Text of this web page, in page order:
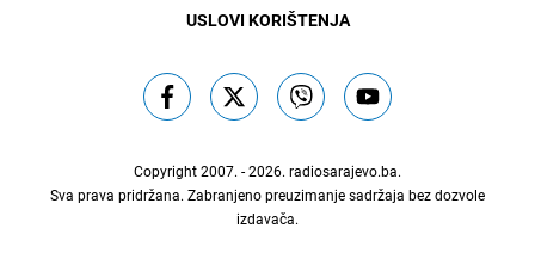
USLOVI KORIŠTENJA
Copyright 2007. - 2026. radiosarajevo.ba.
Sva prava pridržana. Zabranjeno preuzimanje sadržaja bez dozvole
izdavača.